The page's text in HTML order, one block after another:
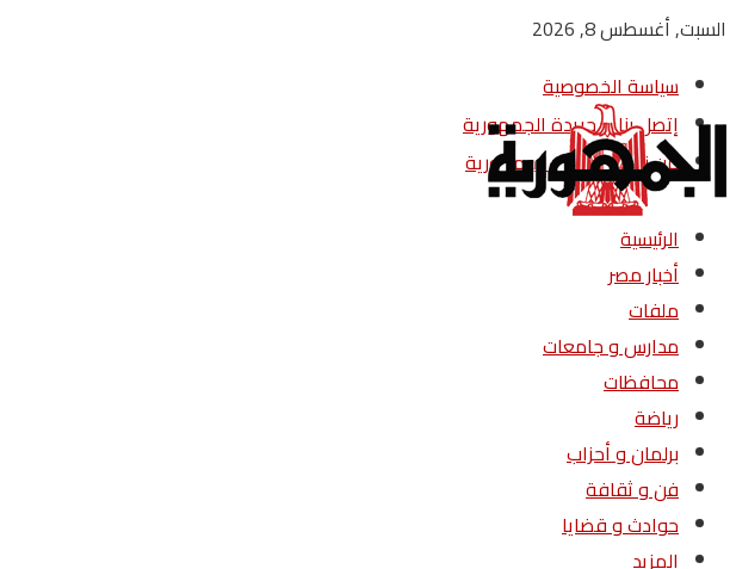
السبت, أغسطس 8, 2026
سياسة الخصوصية
إتصل بنا – جريدة الجمهورية
من نحن – جريدة الجمهورية
الرئيسية
أخبار مصر
ملفات
مدارس و جامعات
محافظات
رياضة
برلمان و أحزاب
فن و ثقافة
حوادث و قضايا
المزيد